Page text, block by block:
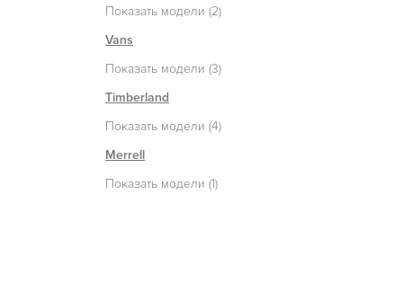
Показать модели (2)
Vans
Показать модели (3)
Timberland
Показать модели (4)
Merrell
Показать модели (1)